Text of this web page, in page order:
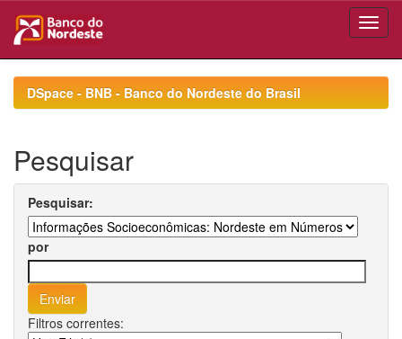
navigationDSpace - BNB - Banco do Nordeste do Brasil
Pesquisar
Pesquisar:
por
Filtros correntes: